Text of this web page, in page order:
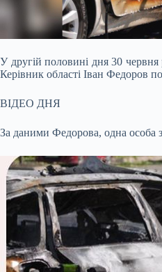
У другій половині дня 30 червня
Керівник області Іван Федоров
ВІДЕО ДНЯ
За даними Федорова, одна особа